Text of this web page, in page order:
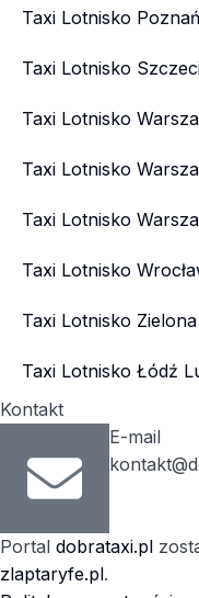
Taxi Lotnisko
Taxi Lotnisko
Taxi Lotnisko
Taxi Lotnisko
Taxi Lotnisko
Taxi Lotnisko
Taxi Lotnisko
Taxi Lotnisko Łódź
Kontakt
E-mail
Portal dobrataxi.pl
zlaptaryfe.pl.